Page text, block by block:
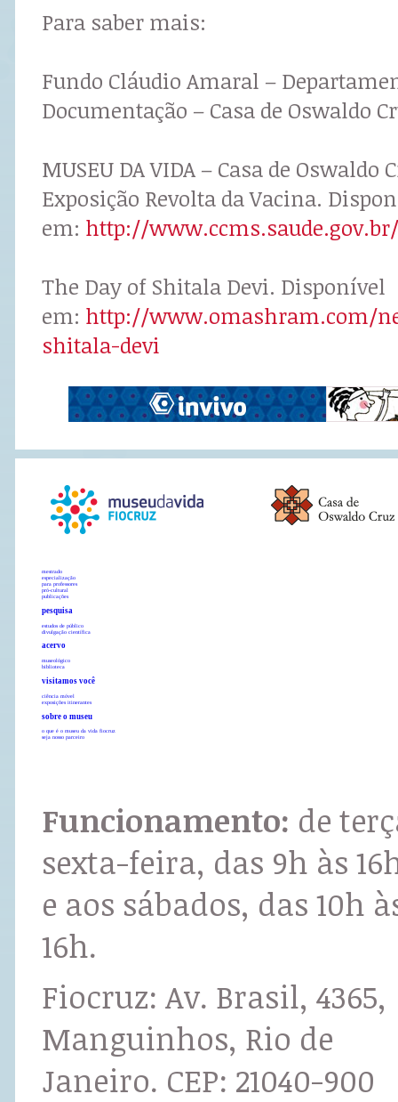
Para saber mais:
Fundo Cláudio Amaral –
Documentação – Casa de Oswaldo
MUSEU DA VIDA – Casa de Oswaldo
Exposição Revolta da Vacina.
em: http://
The Day of Shitala Devi. Disponível
em: http://www.omashram.com/
shitala-devi
mestrado
especialização
para professores
pró-cultural
publicações
pesquisa
estudos de público
divulgação científica
acervo
museológico
biblioteca
visitamos você
ciência móvel
exposições itinerantes
sobre o museu
o que é o museu da vida fiocruz
seja nosso parceiro
Funcionamento: de
sexta-feira, das 9h às
e aos sábados, das 10h
16h.
Fiocruz: Av. Brasil, 4365,
Manguinhos, Rio de
Janeiro. CEP: 21040-900